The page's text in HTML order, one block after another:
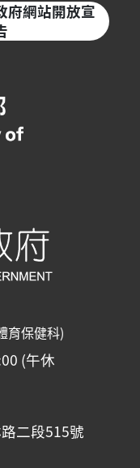
府網站開放宣
育保健科)
(午休
二段515號